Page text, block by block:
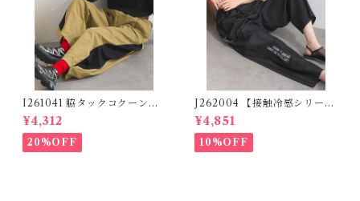
I261041 脇タックコクーンツ
イルパンツ / Side-Tuck Coc
oon Twill Pants (残りわずか)
¥4,312
20%OFF
J262004 【接触冷感シリー
ズ】 ツイルワーク風ロゴパン
ツ / Cool Touch Twill Work
Logo Pants (残りわずか)
¥4,851
10%OFF